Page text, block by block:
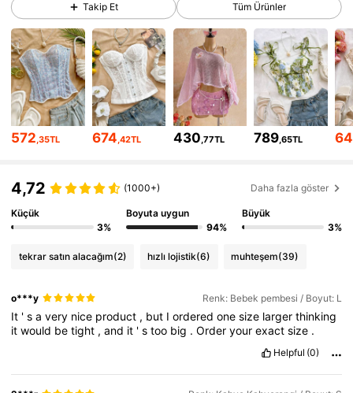
4,82 2.4M Takipçiler
4,82 2.4M Takipçiler
4,82 2.4M Takipçiler
2.4M Takipçiler
4,82 2.4M Takipçiler
4,82 2.4M Takipçiler
Takip Et Tüm Ürünler
572,35TL 674,42TL 430,77TL 789,65TL
4,72 (1000+) Daha fazla göster
Küçük
3%
Boyuta uygun
94%
Büyük
3%
tekrar satın alacağım(2) hızlı lojistik(6) muhteşem(39)
o***y Renk: Bebek pembesi / Boyut: L
It 'savery nice product , but Iorderedonesize largerthinking
itwould betight ,and it 'stoo big .Orderyourexactsize .
Helpful (0)